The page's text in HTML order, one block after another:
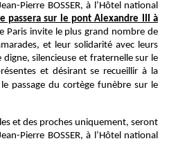
Pierre BOSSER, à l’Hôtel national
passera sur le pont Alexandre III à
Paris invite le plus grand nombre de
et leur solidarité avec leurs
silencieuse et fraternelle sur le
et désirant se recueillir à la
passage du cortège funèbre sur le
et des proches uniquement, seront
Pierre BOSSER, à l’Hôtel national